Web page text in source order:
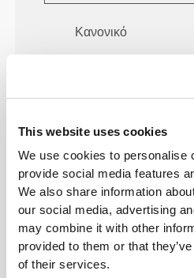
This website uses cookies
We use cookies to personalise
provide social media features
We also share information
our social media, advertising
may combine it with other
provided to them or that
of their services.
Κανονικό